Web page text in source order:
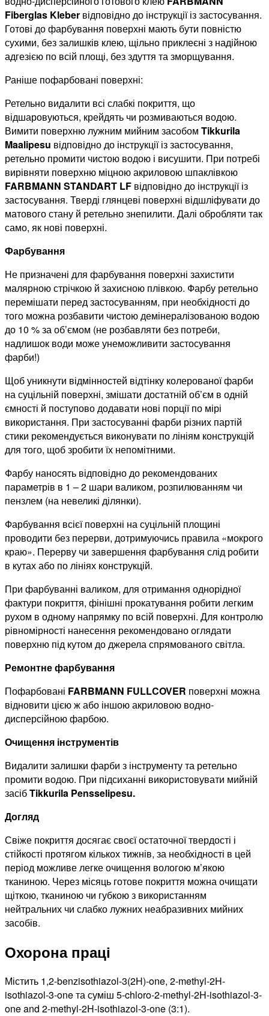
Fiberglas Kleber відповідно до інструкції із застосування.
Готові до фарбування поверхні мають бути повністю
сухими, без залишків клею, щільно приклеєні з надійною
адгезією по всій площі, без здуття та зморщування.
Раніше пофарбовані поверхні:
Ретельно видалити всі слабкі покриття, що
відшаровуються, крейдять чи розмиваються водою.
Вимити поверхню лужним мийним засобом Tikkurila
Maalipesu відповідно до інструкції із застосування,
ретельно промити чистою водою і висушити. При потребі
вирівняти поверхню міцною акриловою шпаклівкою
FARBMANN STANDART LF відповідно до інструкції із
застосування. Тверді глянцеві поверхні відшліфувати до
матового стану й ретельно знепилити. Далі обробляти так
само, як нові поверхні.
Фарбування
Не призначені для фарбування поверхні захистити
малярною стрічкою й захисною плівкою. Фарбу ретельно
перемішати перед застосуванням, при необхідності до
того можна розбавити чистою демінералізованою водою
до 10 % за об’ємом (не розбавляти без потреби,
надлишок води може унеможливити застосування
фарби!)
Щоб уникнути відмінностей відтінку колерованої фарби
на суцільній поверхні, змішати достатній об’єм в одній
ємності й поступово додавати нові порції по мірі
використання. При застосуванні фарби різних партій
стики рекомендується виконувати по лініям конструкцій
для того, щоб зробити їх непомітними.
Фарбу наносять відповідно до рекомендованих
параметрів в 1 – 2 шари валиком, розпилюванням чи
пензлем (на невеликі ділянки).
Фарбування всієї поверхні на суцільній площині
проводити без перерви, дотримуючись правила «мокрого
краю». Перерву чи завершення фарбування слід робити
в кутах або по лініях конструкцій.
При фарбуванні валиком, для отримання однорідної
фактури покриття, фінішні прокатування робити легким
рухом в одному напрямку по всій поверхні. Для контролю
рівномірності нанесення рекомендовано оглядати
поверхню під кутом до джерела спрямованого світла.
Ремонтне фарбування
Пофарбовані FARBMANN FULLCOVER поверхні можна
відновити цією ж або іншою акриловою водно-
дисперсійною фарбою.
Очищення інструментів
Видалити залишки фарби з інструменту та ретельно
промити водою. При підсиханні використовувати мийній
засібTikkurila Pensselipesu.
Догляд
Свіже покриття досягає своєї остаточної твердості і
стійкості протягом кількох тижнів, за необхідності в цей
період можливе легке очищення вологою м’якою
тканиною. Через місяць готове покриття можна очищати
щіткою, тканиною чи губкою з використанням
нейтральних чи слабко лужних неабразивних мийних
засобів.
Охорона праці
Містить 1,2-benzisothiazol-3(2H)-one, 2-methyl-2H-
isothiazol-3-one та суміш 5-chloro-2-methyl-2H-isothiazol-3-
one and 2-methyl-2H-isothiazol-3-one (3:1).